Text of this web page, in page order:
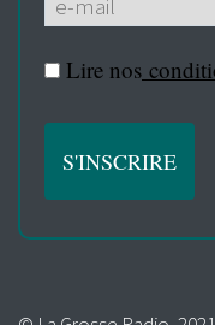
Lire nos